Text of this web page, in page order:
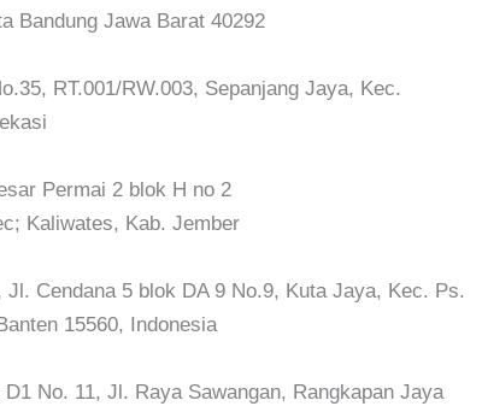
Bandung Jawa Barat 40292
RT.001/RW.003, Sepanjang Jaya, Kec.
Permai 2 blok H no 2
Kaliwates, Kab. Jember
Jl. Cendana 5 blok DA 9 No.9, Kuta Jaya, Kec. Ps.
15560, Indonesia
No. 11, Jl. Raya Sawangan, Rangkapan Jaya